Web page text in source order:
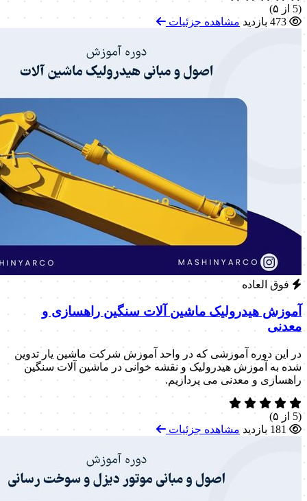
(5 از ۵)
473 بازدید
مشاهده جزئیات
فوق العاده
آموزش هیدرولیک ماشین آلات سنگین راهسازی و
معدنی
در این دوره آموزشی که در واحد آموزش شرکت ماشین یار تدوین
شده به آموزش هیدرولیک و نقشه خوانی در ماشین آلات سنگین
راهسازی و معدنی می پردازیم.
(5 از ۵)
181 بازدید
مشاهده جزئیات